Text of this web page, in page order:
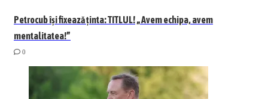
Petrocub își fixează ținta: TITLUL! „Avem echipa, avem
mentalitatea!”
0